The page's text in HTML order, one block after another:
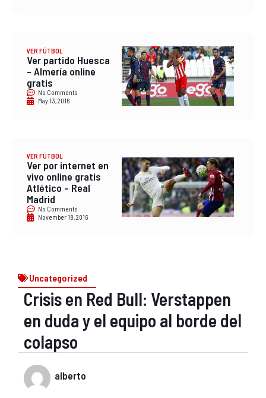
VER FÚTBOL
Ver partido Huesca
– Almería online
gratis
No Comments
May 13, 2016
VER FÚTBOL
Ver por internet en
vivo online gratis
Atlético – Real
Madrid
No Comments
November 18, 2016
Uncategorized
Crisis en Red Bull: Verstappen
en duda y el equipo al borde del
colapso
alberto